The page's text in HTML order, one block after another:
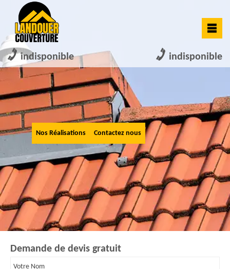
indisponible indisponible
Nos Réalisations Contactez nous
Demande de devis gratuit